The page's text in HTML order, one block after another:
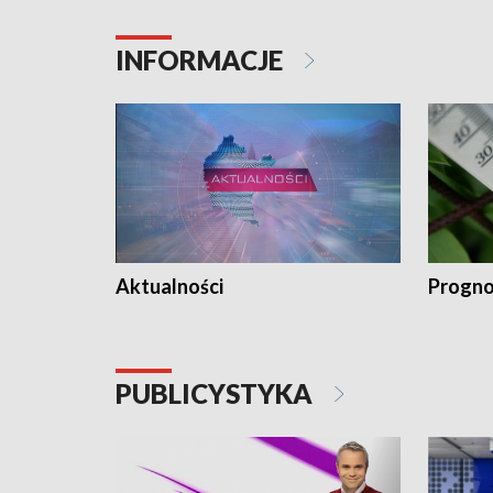
INFORMACJE
Aktualności
PUBLICYSTYKA